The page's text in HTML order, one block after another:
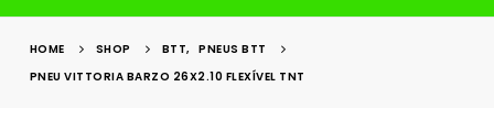
HOME SHOP BTT,
PNEUS BTT
PNEU VITTORIA BARZO 26X2.10 FLEXÍVEL TNT